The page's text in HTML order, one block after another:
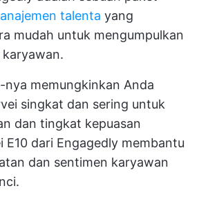
talenta yang
mudah untuk mengumpulkan
nya memungkinkan Anda
singkat dan sering untuk
dan tingkat kepuasan
E10 dari Engagedly membantu
dan sentimen karyawan